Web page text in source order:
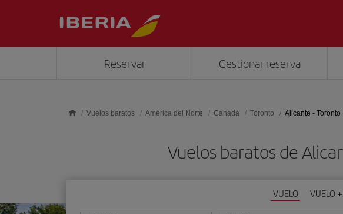
Reservar Gestionar reserva
Vuelos baratos América del Norte Canadá Toronto Alicante - Toronto
Vuelos baratos de
VUELO VUELO